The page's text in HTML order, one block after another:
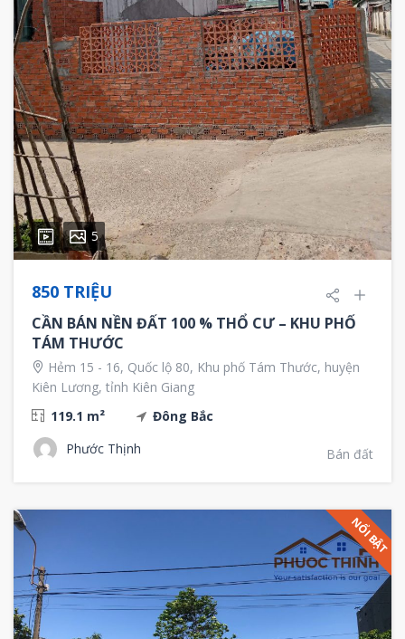
5
850 TRIỆU
CẦN BÁN NỀN ĐẤT 100 % THỔ CƯ – KHU PHỐ
TÁM THƯỚC
Hẻm 15 - 16, Quốc lộ 80, Khu phố Tám Thước, huyện
Kiên Lương, tỉnh Kiên Giang
119.1 m²
Đông Bắc
Phước Thịnh
Bán đất
NỔI BẬT